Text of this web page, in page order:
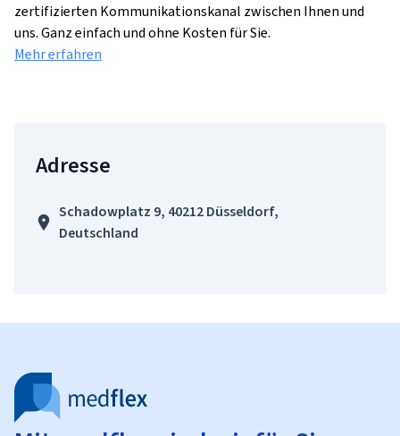
zertifizierten Kommunikationskanal zwischen Ihnen und
uns. Ganz einfach und ohne Kosten für Sie.
Mehr erfahren
Adresse
Schadowplatz 9, 40212 Düsseldorf,
Deutschland